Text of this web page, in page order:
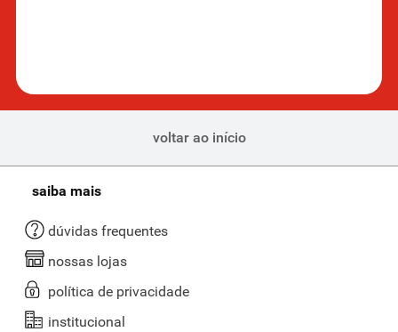
Barra de cereal: sem glúten, zero açúcar e mais
para quem possui restrições alimentares ou segue dietas
Também há produtos com zero adição de açúcar, voltados para
dieta com restrição de carboidratos refinados.
Para quem precisa de suplementação, confira nossa página de
suplementos alimentares
voltar ao início
saiba mais
dúvidas frequentes
nossas lojas
política de privacidade
institucional